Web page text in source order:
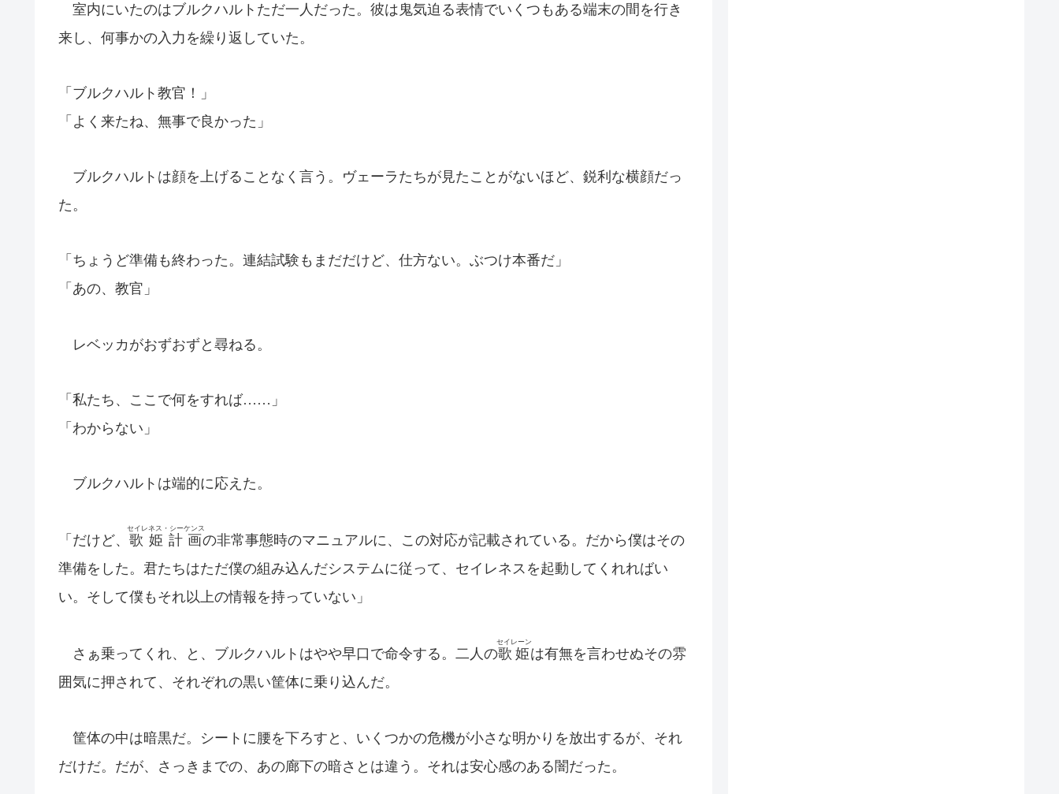
室内にいたのはブルクハルトただ一人だった。彼は鬼気迫る表情でいくつもある端末の間を行き
来し、何事かの入力を繰り返していた。
「ブルクハルト教官！」
「よく来たね、無事で良かった」
ブルクハルトは顔を上げることなく言う。ヴェーラたちが見たことがないほど、鋭利な横顔だっ
た。
「ちょうど準備も終わった。連結試験もまだだけど、仕方ない。ぶつけ本番だ」
「あの、教官」
レベッカがおずおずと尋ねる。
「私たち、ここで何をすれば……」
「わからない」
ブルクハルトは端的に応えた。
「だけど、 歌姫計画
セイレネス・シーケンス
の非常事態時のマニュアルに、この対応が記載されている。だから僕はその
準備をした。君たちはただ僕の組み込んだシステムに従って、セイレネスを起動してくれればい
い。そして僕もそれ以上の情報を持っていない」
さぁ乗ってくれ、と、ブルクハルトはやや早口で命令する。二人の歌姫
セイレーン
は有無を言わせぬその雰
囲気に押されて、それぞれの黒い筐体に乗り込んだ。
筐体の中は暗黒だ。シートに腰を下ろすと、いくつかの危機が小さな明かりを放出するが、それ
だけだ。だが、さっきまでの、あの廊下の暗さとは違う。それは安心感のある闇だった。